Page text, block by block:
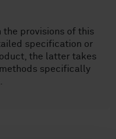
the provisions of this
specification or
the latter takes
specifically